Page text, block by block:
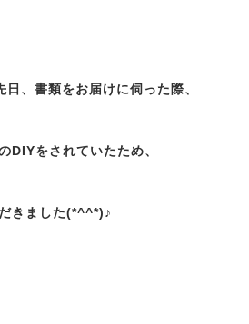
、書類をお届けに伺った際、
DIYをされていたため、
きました(*^^*)♪